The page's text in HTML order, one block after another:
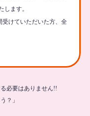
します。
受けていただいた方、全
必要はありません!!
？」